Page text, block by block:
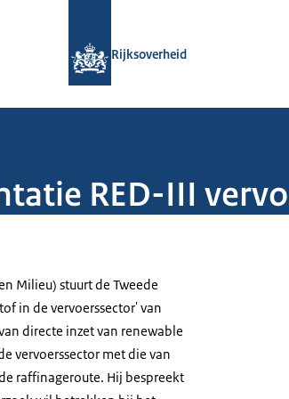
Rijksoverheid
RED-III
Milieu) stuurt de Tweede
in de vervoerssector' van
directe inzet van renewable
vervoerssector met die van
raffinageroute. Hij bespreekt